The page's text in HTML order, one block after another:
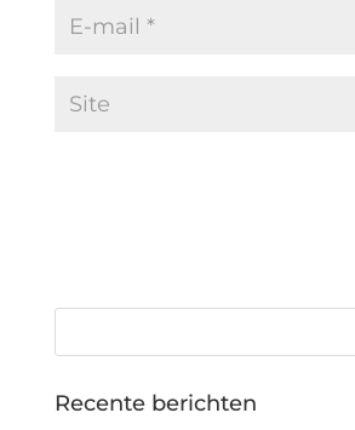
Recente berichten